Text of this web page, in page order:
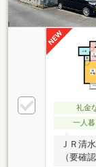
礼金
一人暮
ＪＲ清
（要確